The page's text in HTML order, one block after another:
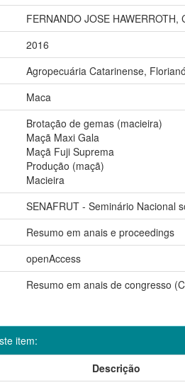
FERNANDO JOSE HAWERROTH,
2016
Agropecuária Catarinense,
Maca
Brotação de gemas (macieira)
Maçã Maxi Gala
Maçã Fuji Suprema
Produção (maçã)
Macieira
SENAFRUT - Seminário Nacional
Resumo em anais e proceedings
openAccess
Resumo em anais de congresso
item:
Descrição